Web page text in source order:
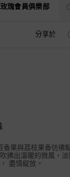
玫瑰會員俱樂部
分享於
香果與荔枝果香彷彿
拂出溫暖的微風，
盡情綻放。